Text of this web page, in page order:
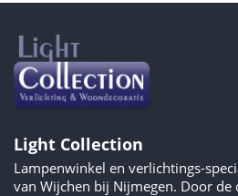
Light Collection
Lampenwinkel en verlichtings-
van Wijchen bij Nijmegen. Door